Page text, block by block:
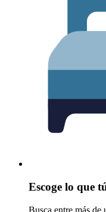
Escoge lo que
Busca entre más